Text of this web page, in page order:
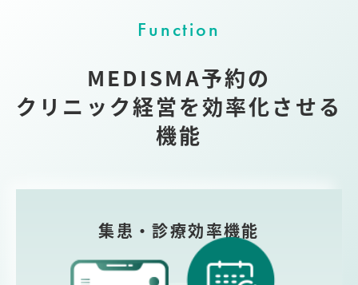
Function
MEDISMA予約の
クリニック経営を効率化させる
機能
集患・診療効率機能